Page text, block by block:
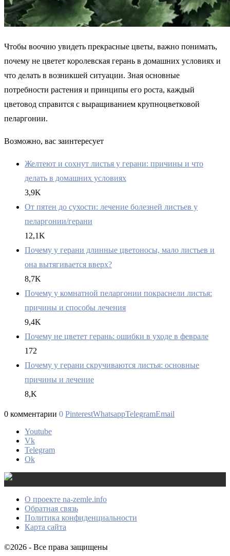
Чтобы воочию увидеть прекрасные цветы, важно понимать,
почему не цветет королевская герань в домашних условиях и
что делать в возникшей ситуации. Зная основные
потребности растения и принципы его роста, каждый
цветовод справится с выращиванием крупноцветковой
пеларгонии.
Возможно, вас заинтересует
Желтеют и сохнут листья у герани: причины и что
делать в домашних условиях
3,9K
От пятен до сухости: лечение болезней листьев у
пеларгонии/герани
12,1K
Почему у герани длинные цветоносы, мало листьев и
она вытягивается вверх?
8,7K
Почему у комнатной пеларгонии покраснели листья:
причины и способы лечения
9,4K
Почему не цветет герань: ошибки в уходе в феврале
172
Почему у герани скручиваются листья: основные
причины и лечение
8,K
0 комментарии 0 PinterestWhatsappTelegramEmail
Youtube
Vk
Telegram
Ok
О проекте na-zemle.info
Обратная связь
Политика конфиденциальности
Карта сайта
©2026 - Все права защищены